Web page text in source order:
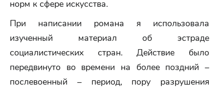
норм к сфере искусства.
При написании романа я использовала
изученный материал об эстраде
социалистических стран. Действие было
передвинуто во времени на более поздний –
послевоенный – период, пору разрушения